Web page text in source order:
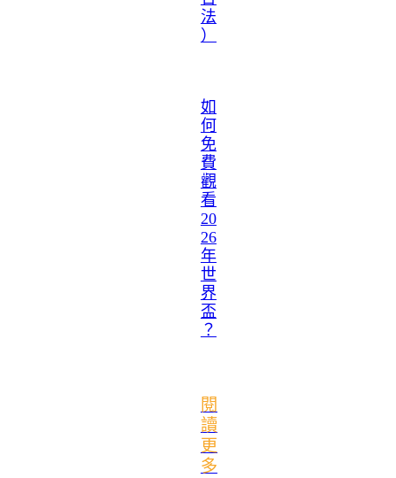
法
）
如
何
免
費
觀
看
20
26
年
世
界
盃
？
閱
讀
更
多